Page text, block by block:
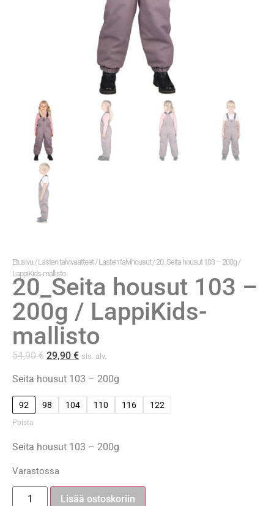
Etusivu /Lasten talvivaatteet/Lasten talvihousut/ 20_Seita housut 103 – 200g /
LappiKids-mallisto
20_Seita housut 103 –
200g / LappiKids-
mallisto
54,90€ 29,90 € sis. alv.
Seita housut 103 – 200g
92 98 104 110 116 122
Poista
Seita housut 103 – 200g
Varastossa
Lisää ostoskoriin